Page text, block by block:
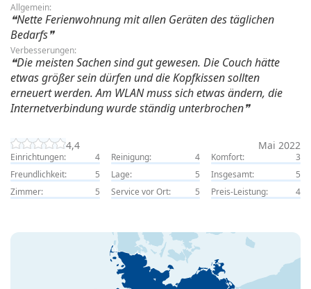
Allgemein:
Nette Ferienwohnung mit allen Geräten des täglichen
Bedarfs
Verbesserungen:
Die meisten Sachen sind gut gewesen. Die Couch hätte
etwas größer sein dürfen und die Kopfkissen sollten
erneuert werden. Am WLAN muss sich etwas ändern, die
Internetverbindung wurde ständig unterbrochen
4,4 Mai 2022
Einrichtungen: 4 Reinigung: 4 Komfort:
3
Freundlichkeit:
5 Lage: 5 Insgesamt:
5
Zimmer:
5 Service vor Ort: 5 Preis-Leistung: 4